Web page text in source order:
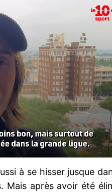
à se hisser jusque
Mais après avoir été